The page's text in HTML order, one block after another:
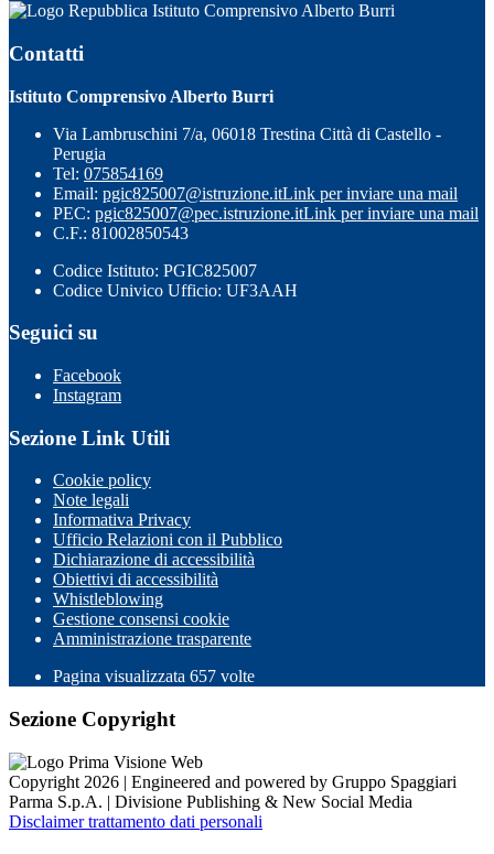
Istituto Comprensivo Alberto Burri
Contatti
Istituto Comprensivo Alberto Burri
Via Lambruschini 7/a, 06018 Trestina Città di Castello -
Perugia
Tel: 075854169
Email: pgic825007@istruzione.itLink per inviare una mail
PEC: pgic825007@pec.istruzione.itLink per inviare una mail
C.F.: 81002850543
Codice Istituto: PGIC825007
Codice Univico Ufficio: UF3AAH
Seguici su
Facebook
Instagram
Sezione Link Utili
Cookie policy
Note legali
Informativa Privacy
Ufficio Relazioni con il Pubblico
Dichiarazione di accessibilità
Obiettivi di accessibilità
Whistleblowing
Gestione consensi cookie
Amministrazione trasparente
Pagina visualizzata 657 volte
Sezione Copyright
Copyright 2026 | Engineered and powered by Gruppo Spaggiari
Parma S.p.A. | Divisione Publishing & New Social Media
Disclaimer trattamento dati personali